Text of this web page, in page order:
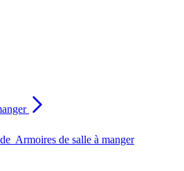
Armoires de salle à manger